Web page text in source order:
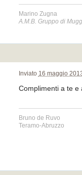
Marino Zugna
A.M.B. Gruppo di
Inviato 16 maggio
Complimenti a te e
Bruno de Ruvo
Teramo-Abruzzo